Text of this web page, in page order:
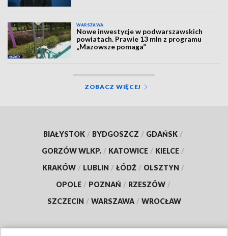
WARSZAWA
Nowe inwestycje w podwarszawskich
powiatach. Prawie 13 mln z programu
„Mazowsze pomaga”
ZOBACZ WIĘCEJ
BIAŁYSTOK / BYDGOSZCZ / GDAŃSK /
GORZÓW WLKP. / KATOWICE / KIELCE /
KRAKÓW / LUBLIN / ŁÓDŹ / OLSZTYN /
OPOLE / POZNAŃ / RZESZÓW /
SZCZECIN / WARSZAWA / WROCŁAW